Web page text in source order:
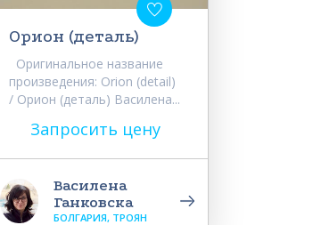
Орион (деталь)
Оригинальное название
произведения: Orion (detail)
/ Орион (деталь) Василена...
Запросить цену
Василена
Ганковска
БОЛГАРИЯ, ТРОЯН